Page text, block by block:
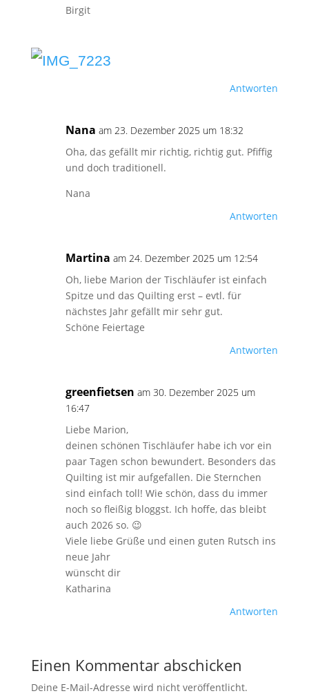
Birgit
Antworten
Nana am 23. Dezember 2025 um 18:32
Oha, das gefällt mir richtig, richtig gut. Pfiffig
und doch traditionell.
Nana
Antworten
Martina am 24. Dezember 2025 um 12:54
Oh, liebe Marion der Tischläufer ist einfach
Spitze und das Quilting erst – evtl. für
nächstes Jahr gefällt mir sehr gut.
Schöne Feiertage
Antworten
greenfietsen am 30. Dezember 2025 um
16:47
Liebe Marion,
deinen schönen Tischläufer habe ich vor ein
paar Tagen schon bewundert. Besonders das
Quilting ist mir aufgefallen. Die Sternchen
sind einfach toll! Wie schön, dass du immer
noch so fleißig bloggst. Ich hoffe, das bleibt
auch 2026 so. 😉
Viele liebe Grüße und einen guten Rutsch ins
neue Jahr
wünscht dir
Katharina
Antworten
Einen Kommentar abschicken
Deine E-Mail-Adresse wird nicht veröffentlicht.